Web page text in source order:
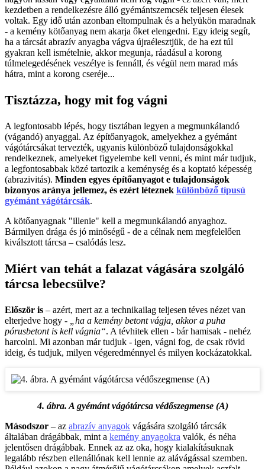
kezdetben a rendelkezésre álló gyémántszemcsék teljesen élesek
voltak. Egy idő után azonban eltompulnak és a helyükön maradnak
- a kemény kötőanyag nem akarja őket elengedni. Egy ideig segít,
ha a tárcsát abrazív anyagba vágva újraélesztjük, de ha ezt túl
gyakran kell ismételnie, akkor megunja, ráadásul a korong
túlmelegedésének veszélye is fennáll, és végül nem marad más
hátra, mint a korong cseréje...
Tisztázza, hogy mit fog vágni
A legfontosabb lépés, hogy tisztában legyen a megmunkálandó
(vágandó) anyaggal. Az építőanyagok, amelyekhez a gyémánt
vágótárcsákat tervezték, ugyanis különböző tulajdonságokkal
rendelkeznek, amelyeket figyelembe kell venni, és mint már tudjuk,
a legfontosabbak közé tartozik a keménység és a koptató képesség
(abrazivitás). Minden egyes építőanyagot e tulajdonságok
bizonyos aránya jellemez, és ezért léteznek különböző típusú
gyémánt vágótárcsák.
A kötőanyagnak "illenie" kell a megmunkálandó anyaghoz.
Bármilyen drága és jó minőségű - de a célnak nem megfelelően
kiválsztott tárcsa – csalódás lesz.
Miért van tehát a falazat vágására szolgáló
tárcsa lebecsülve?
Először is – azért, mert az a technikailag teljesen téves nézet van
elterjedve hogy -
„ha a kemény betont vágja, akkor a puha
pórusbetont is kell vágnia“. A tévhitek ellen - bár hamisak - nehéz
harcolni. Mi azonban már tudjuk - igen, vágni fog, de csak rövid
ideig, és tudjuk, milyen végeredménnyel és milyen kockázatokkal.
4. ábra. A gyémánt vágótárcsa védőszegmense (A)
Másodszor – az abrazív anyagok vágására szolgáló tárcsák
általában drágábbak, mint a kemény anyagokra valók, és néha
jelentősen drágábbak. Ennek az az oka, hogy kialakításuknak
legalább részben ellenállónak kell lennie az alávágással szemben.